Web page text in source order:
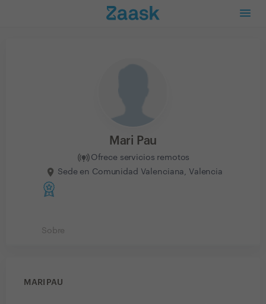
Mari Pau
Ofrece servicios remotos
Sede en Comunidad Valenciana, Valencia
Sobre
MARI PAU